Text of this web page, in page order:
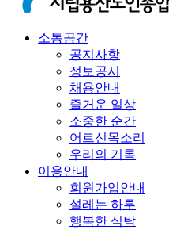
소통공간
공지사항
정보공시
채용안내
즐거운 일상
소중한 순간
어르신목소리
우리의 기록
이용안내
회원가입안내
설레는 하루
행복한 식탁